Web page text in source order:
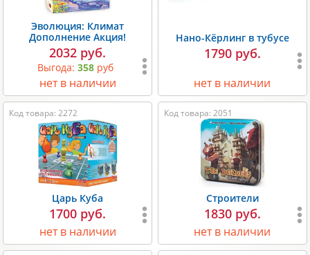
Эволюция: Климат
Дополнение Акция!
2032 руб.
Выгода:358 руб
нет в наличии
Нано-Кёрлинг в тубусе
1790 руб.
нет в наличии
Код товара: 2272
Царь Куба
1700 руб.
нет в наличии
Код товара: 2051
Строители
1830 руб.
нет в наличии